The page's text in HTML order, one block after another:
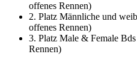
offenes Rennen)
2. Platz Männliche und
offenes Rennen)
3. Platz Male & Female
Rennen)